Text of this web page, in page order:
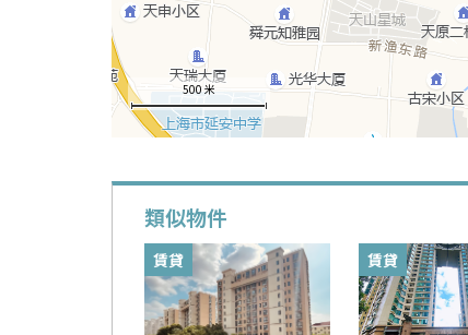
500 米
類似物件
賃貸 賃貸